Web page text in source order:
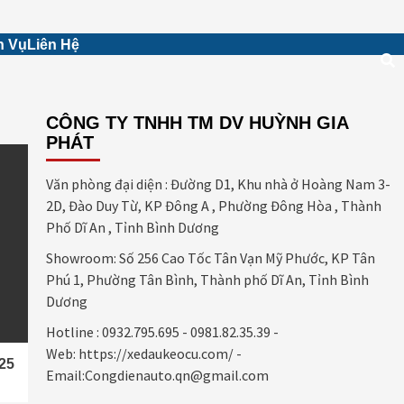
Vụ Liên Hệ
CÔNG TY TNHH TM DV HUỲNH GIA
PHÁT
Văn phòng đại diện : Đường D1, Khu nhà ở Hoàng Nam 3-
2D, Đào Duy Từ, KP Đông A , Phường Đông Hòa , Thành
Phố Dĩ An , Tỉnh Bình Dương
Showroom: Số 256 Cao Tốc Tân Vạn Mỹ Phước, KP Tân
Phú 1, Phường Tân Bình, Thành phố Dĩ An, Tỉnh Bình
Dương
Hotline : 0932.795.695 - 0981.82.35.39 -
Web: https://xedaukeocu.com/ -
Email:Congdienauto.qn@gmail.com